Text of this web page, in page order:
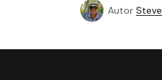
Autor